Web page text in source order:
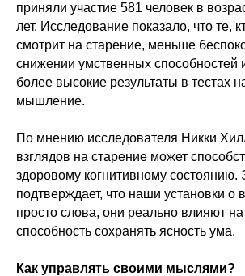
приняли участие 581 человек в
лет. Исследование показало, что те,
смотрит на старение, меньше
снижении умственных способностей
более высокие результаты в тестах
мышление.
По мнению исследователя Никки
взглядов на старение может
здоровому когнитивному состоянию.
подтверждает, что наши установки о
просто слова, они реально влияют
способность сохранять ясность ума.
Как управлять своими мыслями?